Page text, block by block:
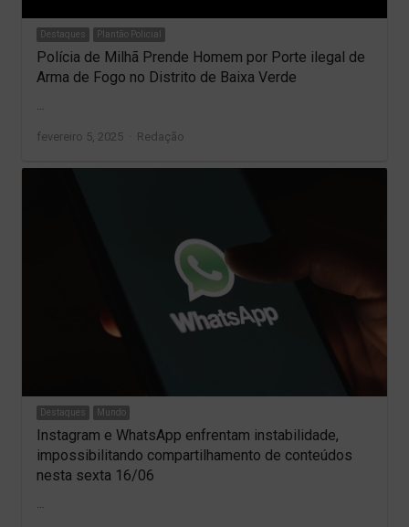
Destaques Plantão Policial
Polícia de Milhã Prende Homem por Porte ilegal de
Arma de Fogo no Distrito de Baixa Verde
…
fevereiro 5, 2025 Author
Redação
Destaques Mundo
Instagram e WhatsApp enfrentam instabilidade,
impossibilitando compartilhamento de conteúdos
nesta sexta 16/06
…